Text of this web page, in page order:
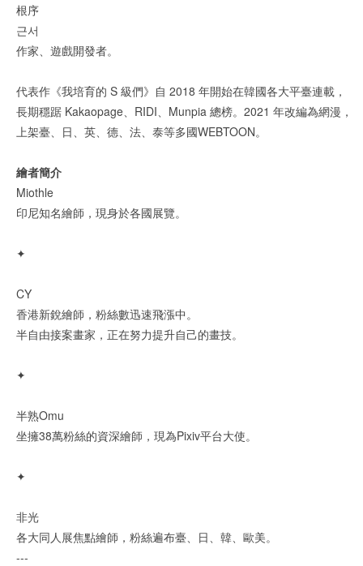
根序
근서
作家、遊戲開發者。
代表作《我培育的 S 級們》自 2018 年開始在韓國各大平臺連載，
長期穩踞 Kakaopage、RIDI、Munpia 總榜。2021 年改編為網漫，
上架臺、日、英、德、法、泰等多國WEBTOON。
繪者簡介
Miothle
印尼知名繪師，現身於各國展覽。
✦
CY
香港新銳繪師，粉絲數迅速飛漲中。
半自由接案畫家，正在努力提升自己的畫技。
✦
半熟Omu
坐擁38萬粉絲的資深繪師，現為Pixiv平台大使。
✦
非光
各大同人展焦點繪師，粉絲遍布臺、日、韓、歐美。
---